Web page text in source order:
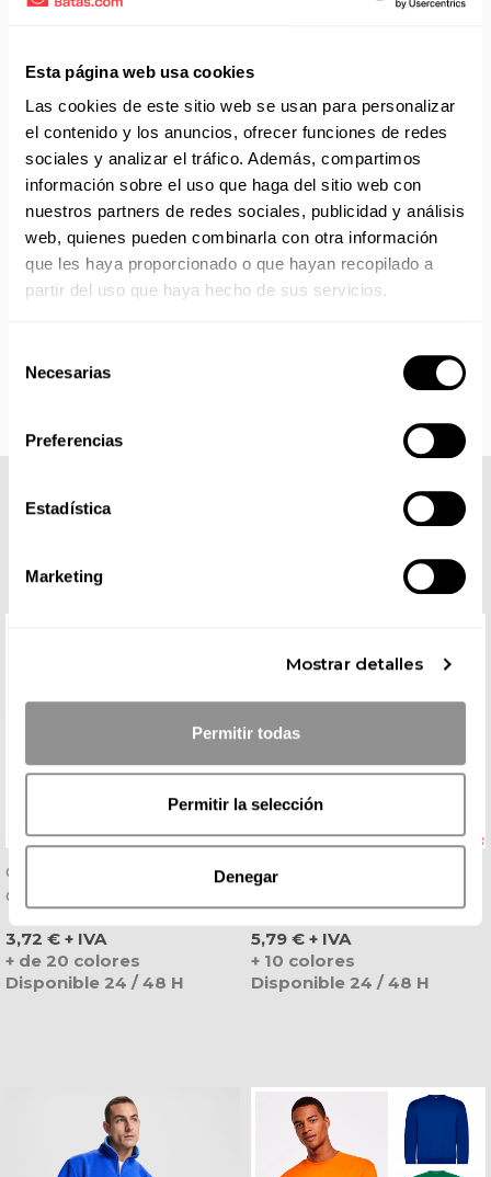
Esta página web usa cookies
Las cookies de este sitio web se usan para personalizar
el contenido y los anuncios, ofrecer funciones de redes
sociales y analizar el tráfico. Además, compartimos
información sobre el uso que haga del sitio web con
nuestros partners de redes sociales, publicidad y análisis
web, quienes pueden combinarla con otra información
que les haya proporcionado o que hayan recopilado a
partir del uso que haya hecho de sus servicios.
Necesarias
Preferencias
Estadística
Marketing
Mostrar detalles
Permitir todas
Permitir la selección
Denegar
ENVÍOS EN AGOSTO
No realizamos envíos del 10 al 21 de agosto.
Reanudamos envíos el día 24 de agosto para productos
con disponibilidad 24/48 horas.
Si adquieres productos con distinto plazo de entrega, el
pedido se envía cuando está completo.
Los productos sin disponibilidad 24 horas serán servidos a
partir de la fecha indicada en cada producto según fábrica.
IMPORTANTE PERSONALIZACIONES
: EL taller de
COMPLETA TU LOOK
Camiseta De Mujer Manga
Corta Jamaica - Roly
Precio
3,72 € + IVA
+ de 20 colores
Disponible 24 / 48 H
Camiseta Manga Larga De
Precio
5,79 € + IVA
+ 10 colores
Disponible 24 / 48 H